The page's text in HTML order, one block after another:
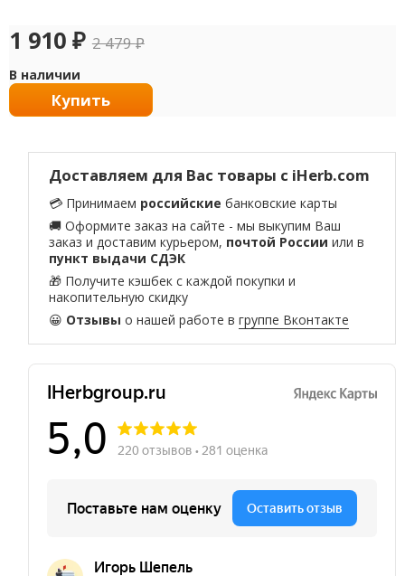
1 910 ₽ 2 479₽
В наличии
Купить
Доставляем для Вас товары с iHerb.com
💳 Принимаем российские банковские карты
🚚 Оформите заказ на сайте - мы выкупим Ваш
заказ и доставим курьером, почтой России или в
пункт выдачи СДЭК
🎁 Получите кэшбек с каждой покупки и
накопительную скидку
😀 Отзывы о нашей работе вгруппе Вконтакте